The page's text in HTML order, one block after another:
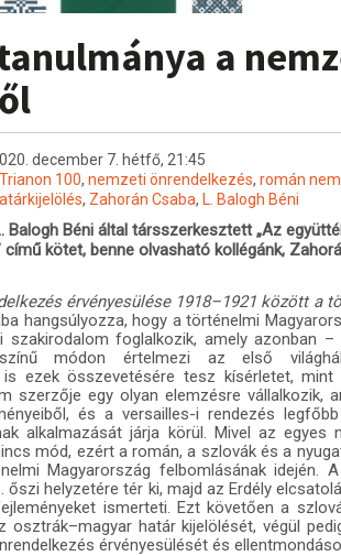
a
december 7. hétfő, 21:45
Trianon 100, nemzeti önrendelkezés, román
, Zahorán Csaba, L. Balogh Béni
Balogh Béni által társszerkesztett „Az
kötet, benne olvasható kollégánk,
érvényesülése 1918–1921 között a
hangsúlyozza, hogy a történelmi
szakirodalom foglalkozik, amely azonban
módon értelmezi az első
is ezek összevetésére tesz kísérletet,
szerzője egy olyan elemzésre vállalkozik,
és a versailles-i rendezés
alkalmazását járja körül. Mivel az egyes
mód, ezért a román, a szlovák és a
Magyarország felbomlásának idején.
őszi helyzetére tér ki, majd az Erdély
ismerteti. Ezt követően a
osztrák–magyar határ kijelölését, végül
érvényesülését és